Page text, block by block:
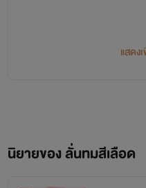
แสดง
นิยายของ ลั่นทมสีเลือด